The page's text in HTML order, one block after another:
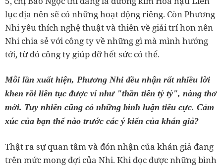
lục địa nên sẽ có những hoạt động riêng. Còn Phương
Nhi yêu thích nghệ thuật và thiên về giải trí hơn nên
Nhi chia sẻ với công ty về những gì mà mình hướng
tới, từ đó công ty giúp đỡ hết sức có thể.
Mỗi lần xuất hiện, Phương Nhi đều nhận rất nhiều lời
khen rồi liên tục được ví như "thần tiên tỷ tỷ", nàng thơ
mới. Tuy nhiên cũng có những bình luận tiêu cực. Cảm
xúc của bạn thế nào trước các ý kiến của khán giả?
Thật ra sự quan tâm và đón nhận của khán giả đang
trên mức mong đợi của Nhi. Khi đọc được những bình